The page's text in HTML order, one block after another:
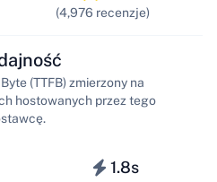
(4,976 recenzje)
(TTFB) zmierzony na
hostowanych przez tego
1.8s